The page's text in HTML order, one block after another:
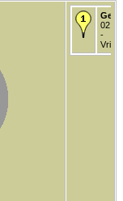
02
-